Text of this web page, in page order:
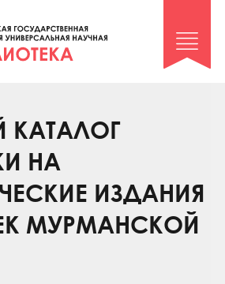
сельдерей»
архив»
НА
ИЗДАНИЯ
МУРМАНСКОЙ